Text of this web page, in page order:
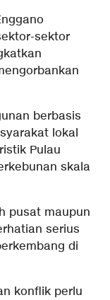
sektor
berbasis
lokal
Pulau
skala
pusat maupun
serius
di
konflik perlu